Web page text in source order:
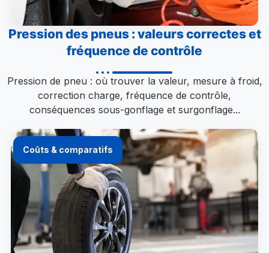
Pression des pneus : valeurs correctes et
fréquence de contrôle
Pression de pneu : où trouver la valeur, mesure à froid,
correction charge, fréquence de contrôle,
conséquences sous-gonflage et surgonflage...
Coûts & comparatifs